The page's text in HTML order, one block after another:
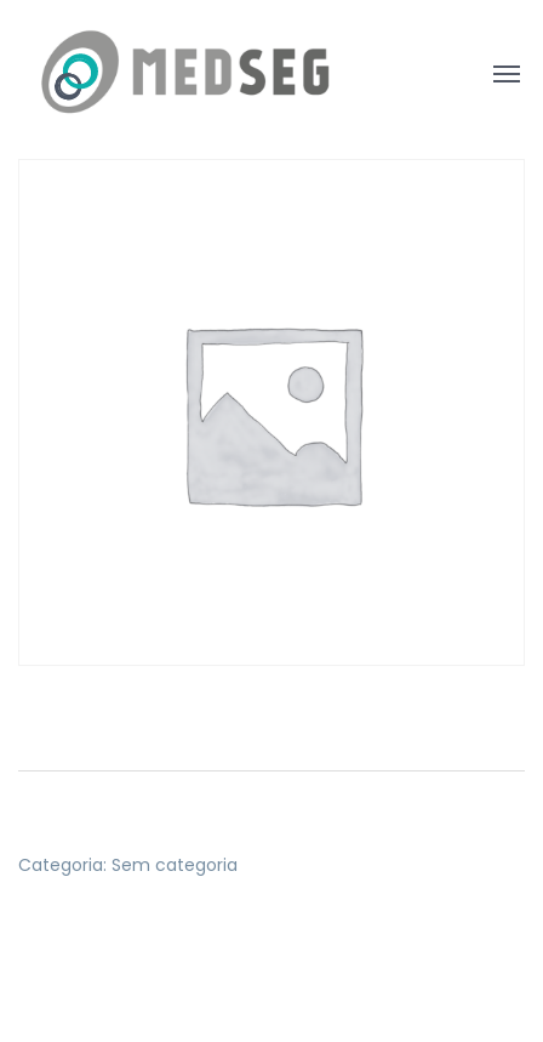
Categoria: Sem categoria